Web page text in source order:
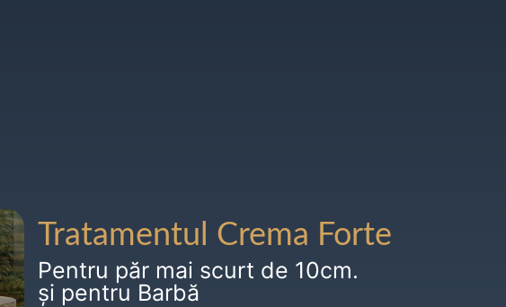
Tratamentul Crema Forte
Pentru păr mai scurt de 10cm.
și pentru Barbă